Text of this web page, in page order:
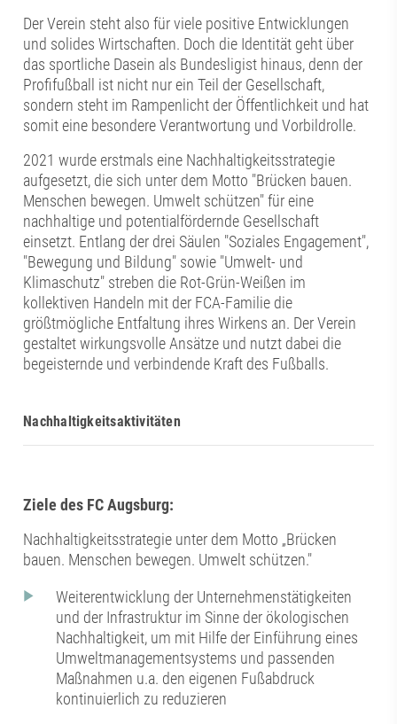
Der Verein steht also für viele positive Entwicklungen
und solides Wirtschaften. Doch die Identität geht über
das sportliche Dasein als Bundesligist hinaus, denn der
Profifußball ist nicht nur ein Teil der Gesellschaft,
sondern steht im Rampenlicht der Öffentlichkeit und hat
somit eine besondere Verantwortung und Vorbildrolle.
2021 wurde erstmals eine Nachhaltigkeitsstrategie
aufgesetzt, die sich unter dem Motto "Brücken bauen.
Menschen bewegen. Umwelt schützen" für eine
nachhaltige und potentialfördernde Gesellschaft
einsetzt. Entlang der drei Säulen "Soziales Engagement",
"Bewegung und Bildung" sowie "Umwelt- und
Klimaschutz" streben die Rot-Grün-Weißen im
kollektiven Handeln mit der FCA-Familie die
größtmögliche Entfaltung ihres Wirkens an. Der Verein
gestaltet wirkungsvolle Ansätze und nutzt dabei die
begeisternde und verbindende Kraft des Fußballs.
Nachhaltigkeitsaktivitäten
Ziele des FC Augsburg:
Nachhaltigkeitsstrategie unter dem Motto „Brücken
bauen. Menschen bewegen. Umwelt schützen."
Weiterentwicklung der Unternehmenstätigkeiten
und der Infrastruktur im Sinne der ökologischen
Nachhaltigkeit, um mit Hilfe der Einführung eines
Umweltmanagementsystems und passenden
Maßnahmen u.a. den eigenen Fußabdruck
kontinuierlich zu reduzieren